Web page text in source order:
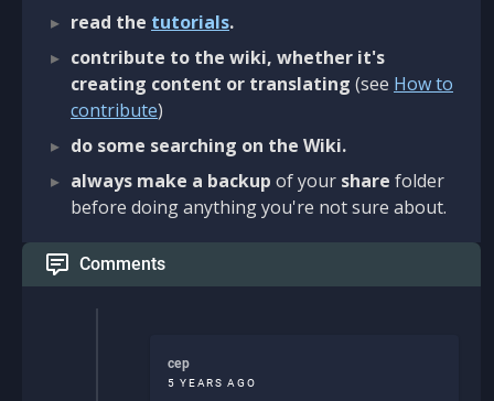
read the tutorials.
contribute to the wiki, whether it's
creating content or translating (see How to
contribute)
do some searching on the Wiki.
always make a backup of your share folder
before doing anything you're not sure about.
Comments
cep
5 YEARS AGO